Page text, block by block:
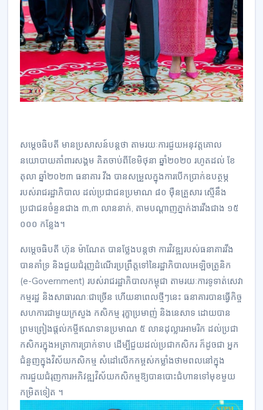
សម្តេចធិបតី មានប្រសាសន៍បន្តថា តាមរយៈការជួយអនុវត្តគោល
នយោបាយគាំពារសង្គម គិតចាប់ពីខែមិថុនា ឆ្នាំ២០២០ រហូតដល់ ខែ
តុលា ឆ្នាំ២០២៣ ធនាគារ វីង បានសម្រួលក្នុងការបើកប្រាក់ឧបត្ថម្ភ
របស់រាជរដ្ឋាភិបាល ដល់ប្រជាជនប្រមាណ ៨០ ម៉ឺនគ្រួសារ ស្មើនឹង
ប្រជាជនចំនួនជាង ៣,៣ លាននាក់, តាមបណ្ដាញភ្នាក់ងារវីងជាង ១៥
០០០ កន្លែង។
សម្តេចធិបតី ហ៊ុន ម៉ាណែត បានថ្លែងបន្តថា ការវិវឌ្ឍរបស់ធនាគារវីង
បានគាំទ្រ និងជួយជំរុញដំណើរប្រព្រឹត្តទៅនៃរដ្ឋាភិបាលអេឡិចត្រូនិក
(e-Government) របស់រាជរដ្ឋាភិបាលកម្ពុជា តាមរយៈការទូទាត់សេវា
កម្មរដ្ឋ និងសាធារណៈជាច្រើន ហើយនាពេលថ្មីៗនេះ ធនាគារបានធ្វើកិច្ច
សហការជាមួយក្រសួង កសិកម្ម រុក្ខាប្រមាញ់ និងនេសាទ ដោយបាន
ព្រមព្រៀងផ្តល់កម្ចីឥណទានប្រមាណ ៥ លានដុល្លារអាមរិក ដល់ប្រជា
កសិករក្នុងអត្រាការប្រាក់ទាប ដើម្បីជួយដល់ប្រជាកសិករ ក៏ដូចជា អ្នក
ជំនួញក្នុងវិស័យកសិកម្ម សំដៅលើកកម្ពស់កម្លាំងថាមពលនៅក្នុង
ការជួយជំរុញការអភិវឌ្ឍវិស័យកសិកម្មឱ្យបានបោះជំហានទៅមុខមួយ
កម្រិតទៀត ។